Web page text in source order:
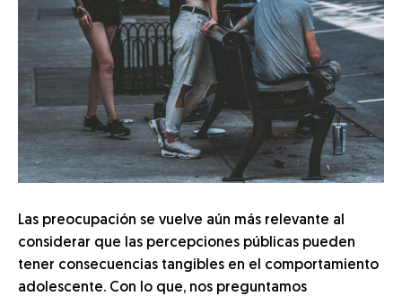
Las preocupación se vuelve aún más relevante al
considerar que las percepciones públicas pueden
tener consecuencias tangibles en el comportamiento
adolescente. Con lo que, nos preguntamos